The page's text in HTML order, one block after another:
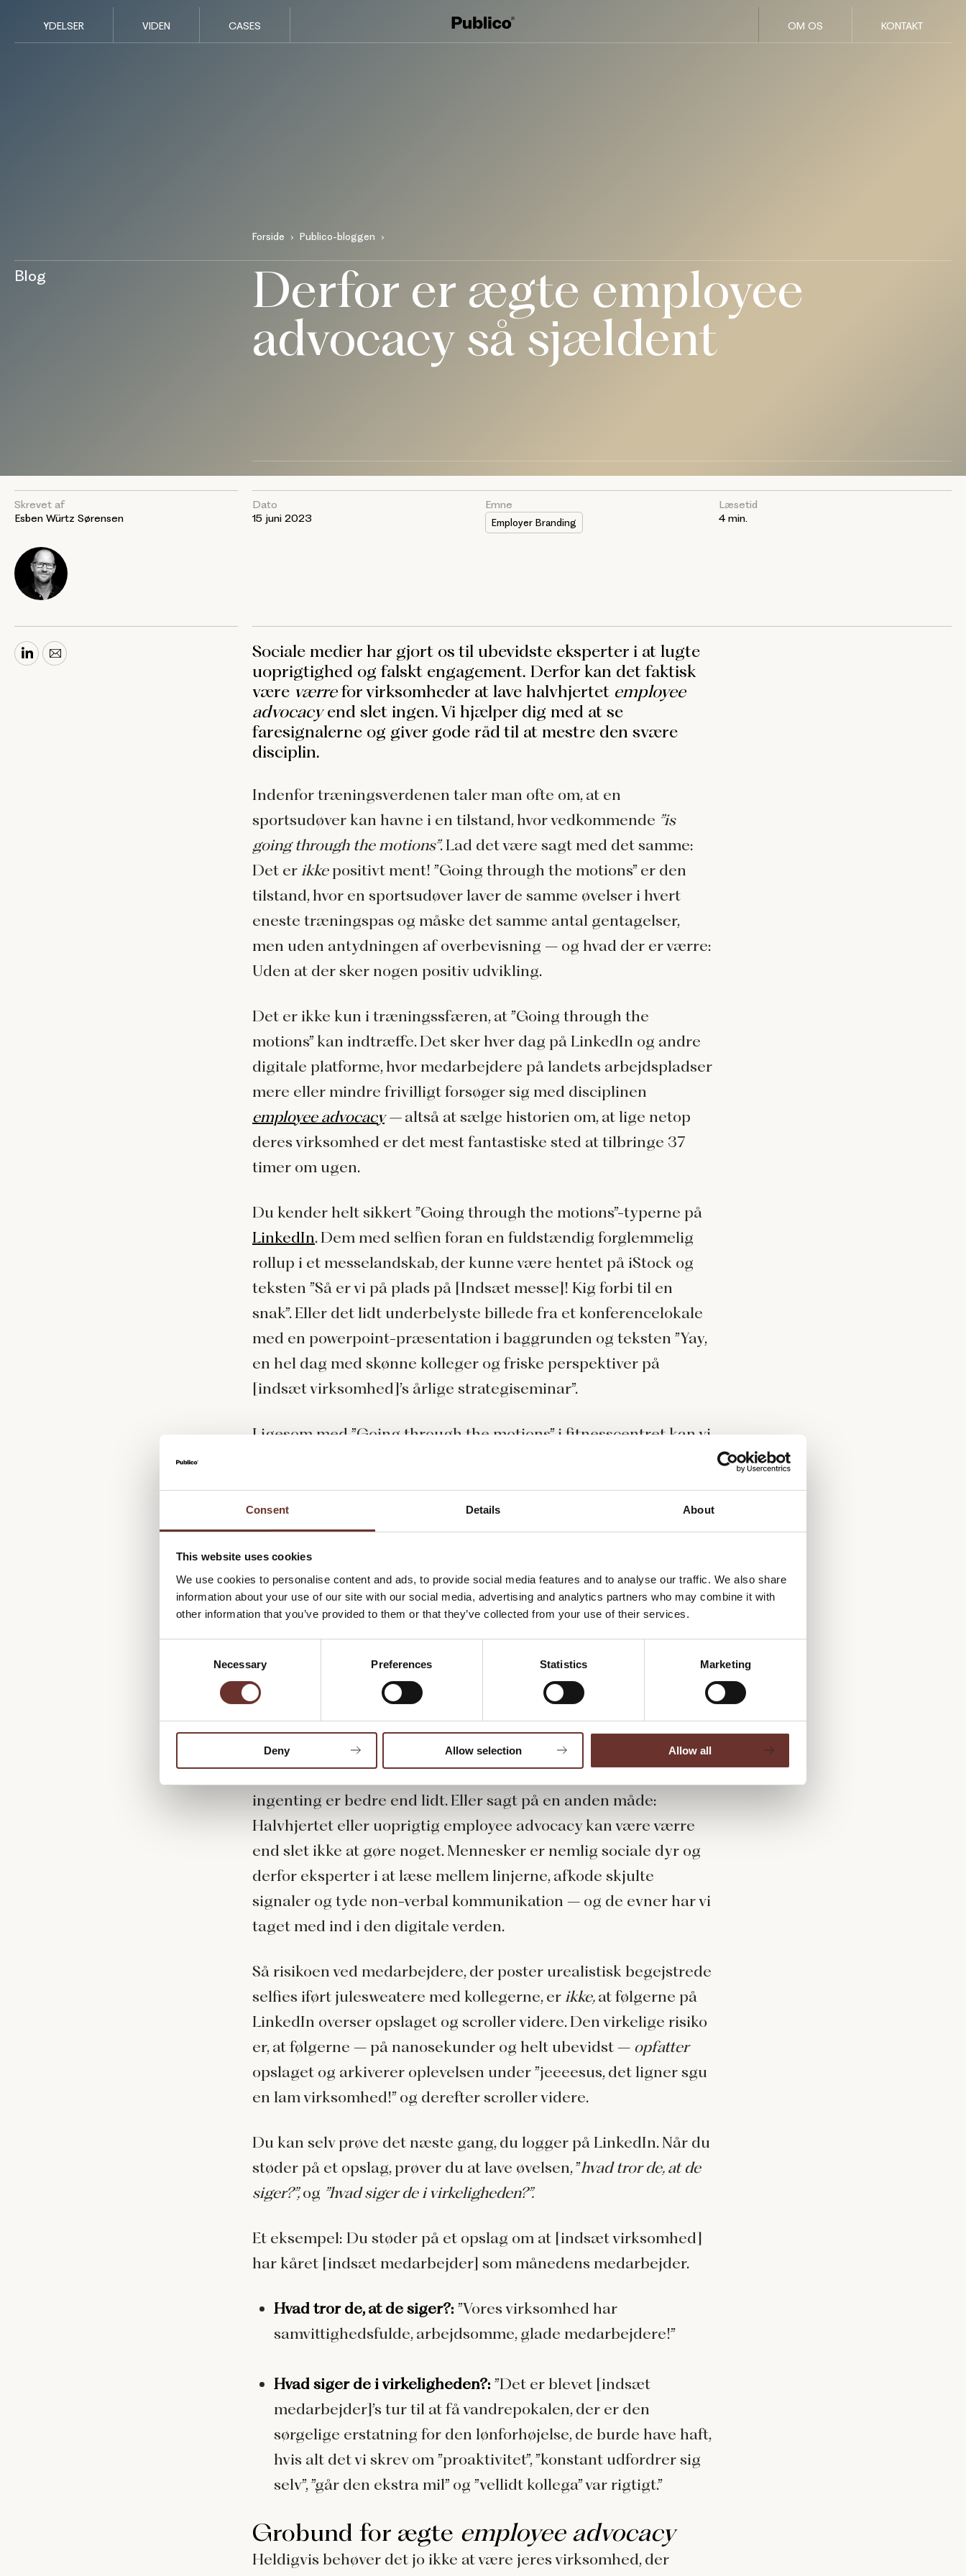
Consent Details About
This website uses cookies
We use cookies to personalise content and ads, to provide social media features and to analyse our traffic. We also share
information about your use of our site with our social media, advertising and analytics partners who may combine it with
other information that you’ve provided to them or that they’ve collected from your use of their services.
e
Necessary Preferences Statistics Marketing
Deny Allow selection Allow all
YDELSER VIDEN CASES OM OS KONTAKT
Forside Publico-bloggen
Blog
Derfor er ægte employee
advocacy så sjældent
Skrevet af
Esben Würtz Sørensen
Dato
15 juni 2023
Emne
Employer Branding
Læsetid
4 min.
Sociale medier har gjort os til ubevidste eksperter i at lugte
uoprigtighed og falskt engagement. Derfor kan det faktisk
være værrefor virksomheder at lave halvhjertet employee
advocacyend slet ingen. Vi hjælper dig med at se
faresignalerne og giver gode råd til at mestre den svære
disciplin.
Indenfor træningsverdenen taler man ofte om, at en
sportsudøver kan havne i en tilstand, hvor vedkommende ”is
going through the motions”. Lad det være sagt med det samme:
Det er ikke positivt ment! ”Going through the motions” er den
tilstand, hvor en sportsudøver laver de samme øvelser i hvert
eneste træningspas og måske det samme antal gentagelser,
men uden antydningen af overbevisning – og hvad der er værre:
Uden at der sker nogen positiv udvikling.
Det er ikke kun i træningssfæren, at ”Going through the
motions” kan indtræffe. Det sker hver dag på LinkedIn og andre
digitale platforme, hvor medarbejdere på landets arbejdspladser
mere eller mindre frivilligt forsøger sig med disciplinen
employee advocacy– altså at sælge historien om, at lige netop
deres virksomhed er det mest fantastiske sted at tilbringe 37
timer om ugen.
Du kender helt sikkert ”Going through the motions”-typerne på
LinkedIn. Dem med selfien foran en fuldstændig forglemmelig
rollup i et messelandskab, der kunne være hentet på iStock og
teksten ”Så er vi på plads på [Indsæt messe]! Kig forbi til en
snak”. Eller det lidt underbelyste billede fra et konferencelokale
med en powerpoint-præsentation i baggrunden og teksten ”Yay,
en hel dag med skønne kolleger og friske perspektiver på
[indsæt virksomhed]’s årlige strategiseminar”.
Ligesom med ”Going through the motions” i fitnesscentret kan vi
Full disclaimer: Jeg ved godt, at det er HAMRENDE urimeligt at
udskamme medarbejdere, der bare gør deres bedste for at gøre
deres ledere glade og ”poste noget mere på LinkedIn”. Det er
faktisk også urimeligt overfor de ledere, der har gjort sig den
Det ændrer bare ikke på… at det faktisk havde været bedre helt
at lade være.
Do or do not! There is no try
Når det handler om employee advocacy, gælder reglen nemlig, at
ingenting er bedre end lidt. Eller sagt på en anden måde:
Halvhjertet eller uoprigtig employee advocacy kan være værre
end slet ikke at gøre noget. Mennesker er nemlig sociale dyr og
derfor eksperter i at læse mellem linjerne, afkode skjulte
signaler og tyde non-verbal kommunikation – og de evner har vi
taget med ind i den digitale verden.
Så risikoen ved medarbejdere, der poster urealistisk begejstrede
selfies iført julesweatere med kollegerne, er ikke, at følgerne på
LinkedIn overser opslaget og scroller videre. Den virkelige risiko
er, at følgerne – på nanosekunder og helt ubevidst – opfatter
opslaget og arkiverer oplevelsen under ”jeeeesus, det ligner sgu
en lam virksomhed!” og derefter scroller videre.
Du kan selv prøve det næste gang, du logger på LinkedIn. Når du
støder på et opslag, prøver du at lave øvelsen, ”hvad tror de, at de
siger?”,og ”hvad siger de i virkeligheden?”.
Et eksempel: Du støder på et opslag om at [indsæt virksomhed]
har kåret [indsæt medarbejder] som månedens medarbejder.
Hvad tror de, at de siger?: ”Vores virksomhed har
samvittighedsfulde, arbejdsomme, glade medarbejdere!”
Hvad siger de i virkeligheden?: ”Det er blevet [indsæt
medarbejder]’s tur til at få vandrepokalen, der er den
sørgelige erstatning for den lønforhøjelse, de burde have haft,
hvis alt det vi skrev om ”proaktivitet”, ”konstant udfordrer sig
selv”, ”går den ekstra mil” og ”vellidt kollega” var rigtigt.”
Grobund for ægte employee advocacy
Heldigvis behøver det jo ikke at være jeres virksomhed, der